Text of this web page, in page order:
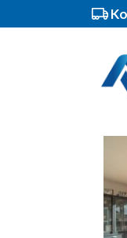
hoofdnavigatie